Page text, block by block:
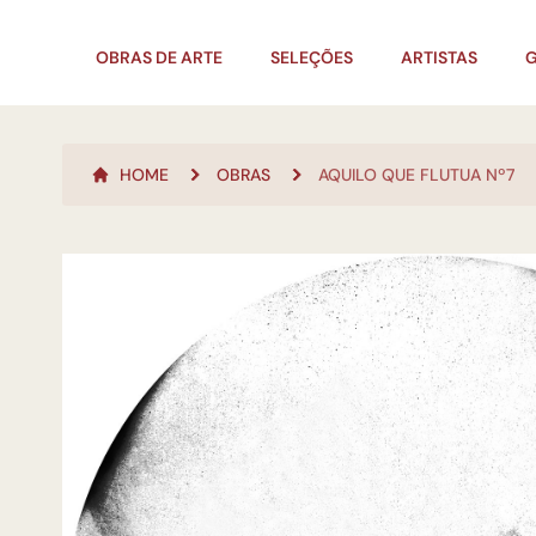
OBRAS DE ARTE SELEÇÕES ARTISTAS
HOME OBRAS AQUILO QUE FLUTUA Nº7